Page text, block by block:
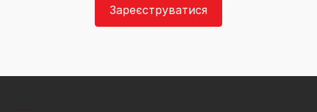
Зареєструватися